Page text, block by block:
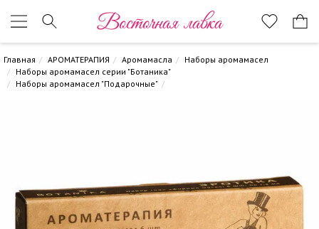
Восточная лавка
Главная АРОМАТЕРАПИЯ Аромамасла
Наборы аромамасел
Наборы аромамасел серии "Ботаника"
Наборы аромамасел "Подарочные"